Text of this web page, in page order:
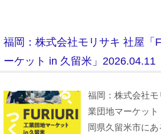
福岡：株式会社モリサキ 社屋「
ーケット in 久留米」2026.04.11
福岡：株式会社
業団地マーケット
岡県久留米市にあ